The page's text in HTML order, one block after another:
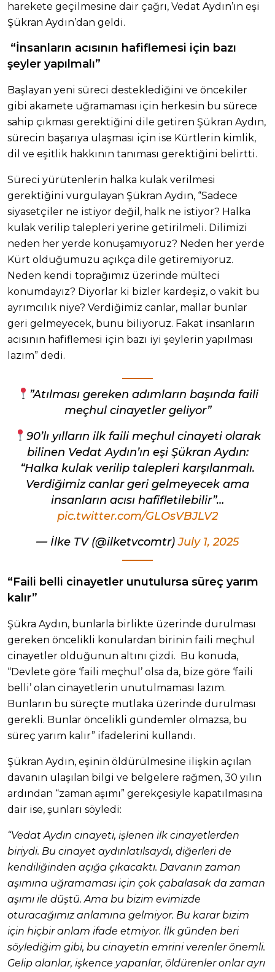
harekete geçilmesine dair çağrı, Vedat Aydın’ın eşi
Şükran Aydın’dan geldi.
“İnsanların acısının hafiflemesi için bazı
şeyler yapılmalı”
Başlayan yeni süreci desteklediğini ve öncekiler
gibi akamete uğramaması için herkesin bu sürece
sahip çıkması gerektiğini dile getiren Şükran Aydın,
sürecin başarıya ulaşması için ise Kürtlerin kimlik,
dil ve eşitlik hakkının tanıması gerektiğini belirtti.
Süreci yürütenlerin halka kulak verilmesi
gerektiğini vurgulayan Şükran Aydın, “Sadece
siyasetçiler ne istiyor değil, halk ne istiyor? Halka
kulak verilip talepleri yerine getirilmeli. Dilimizi
neden her yerde konuşamıyoruz? Neden her yerde
Kürt olduğumuzu açıkça dile getiremiyoruz.
Neden kendi toprağımız üzerinde mülteci
konumdayız? Diyorlar ki bizler kardeşiz, o vakit bu
ayrımcılık niye? Verdiğimiz canlar, mallar bunlar
geri gelmeyecek, bunu biliyoruz. Fakat insanların
acısının hafiflemesi için bazı iyi şeylerin yapılması
lazım” dedi.
”Atılması gereken adımların başında faili
meçhul cinayetler geliyor”
90’lı yılların ilk faili meçhul cinayeti olarak
bilinen Vedat Aydın’ın eşi Şükran Aydın:
“Halka kulak verilip talepleri karşılanmalı.
Verdiğimiz canlar geri gelmeyecek ama
insanların acısı hafifletilebilir”…
pic.twitter.com/GLOsVBJLV2
— İlke TV (@ilketvcomtr)July 1, 2025
“Faili belli cinayetler unutulursa süreç yarım
kalır”
Şükra Aydın, bunlarla birlikte üzerinde durulması
gereken öncelikli konulardan birinin faili meçhul
cinayetler olduğunun altını çizdi. Bu konuda,
“Devlete göre ‘faili meçhul’ olsa da, bize göre ‘faili
belli’ olan cinayetlerin unutulmaması lazım.
Bunların bu süreçte mutlaka üzerinde durulması
gerekli. Bunlar öncelikli gündemler olmazsa, bu
süreç yarım kalır” ifadelerini kullandı.
Şükran Aydın, eşinin öldürülmesine ilişkin açılan
davanın ulaşılan bilgi ve belgelere rağmen, 30 yılın
ardından “zaman aşımı” gerekçesiyle kapatılmasına
dair ise, şunları söyledi:
“Vedat Aydın cinayeti, işlenen ilk cinayetlerden
biriydi. Bu cinayet aydınlatılsaydı, diğerleri de
kendiliğinden açığa çıkacaktı. Davanın zaman
aşımına uğramaması için çok çabalasak da zaman
aşımı ile düştü. Ama bu bizim evimizde
oturacağımız anlamına gelmiyor. Bu karar bizim
için hiçbir anlam ifade etmiyor. İlk günden beri
söylediğim gibi, bu cinayetin emrini verenler önemli.
Gelip alanlar, işkence yapanlar, öldürenler onlar ayrı